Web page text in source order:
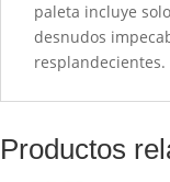
paleta incluye
desnudos
resplandecientes.
Productos